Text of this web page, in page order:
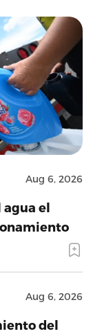
Aug 6, 2026
agua el
Aug 6, 2026
del